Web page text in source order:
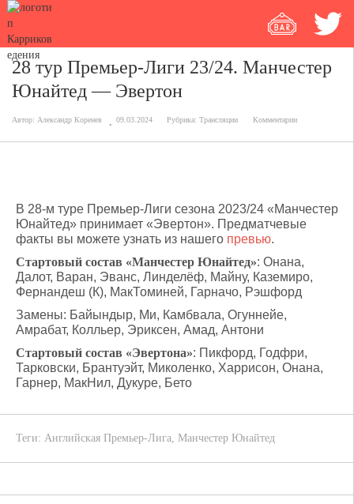
28 тур Премьер-Лиги 23/24. Манчестер
Юнайтед — Эвертон
Автор: Александр Коренев 09.03.2024 Рубрика: Трансляции Комментарии
В 28-м туре Премьер-Лиги сезона 2023/24 «Манчестер
Юнайтед» принимает «Эвертон». Предматчевые
факты вы можете узнать из нашего превью.
Стартовый состав «Манчестер Юнайтед»: Онана,
Далот, Варан, Эванс, Линделёф, Майну, Каземиро,
Фернандеш (К), МакТоминей, Гарначо, Рэшфорд
Замены: Байындыр, Ми, Камбвала, Огуннейе,
Амрабат, Колльер, Эриксен, Амад, Антони
Стартовый состав «Эвертона»: Пикфорд, Годфри,
Тарковски, Брантуэйт, Миколенко, Харрисон, Онана,
Гарнер, МакНил, Дукуре, Бето
Теги: Английская Премьер-Лига, Манчестер Юнайтед